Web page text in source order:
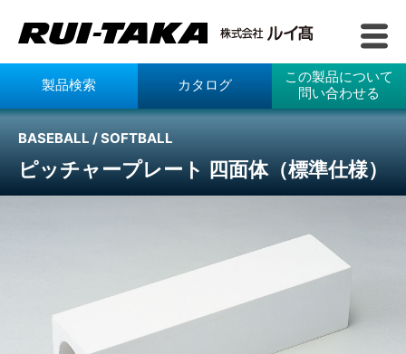
製品検索 カタログ
この製品について
問い合わせる
ピッチャープレート 四面体（標準仕様）
BASEBALL / SOFTBALL